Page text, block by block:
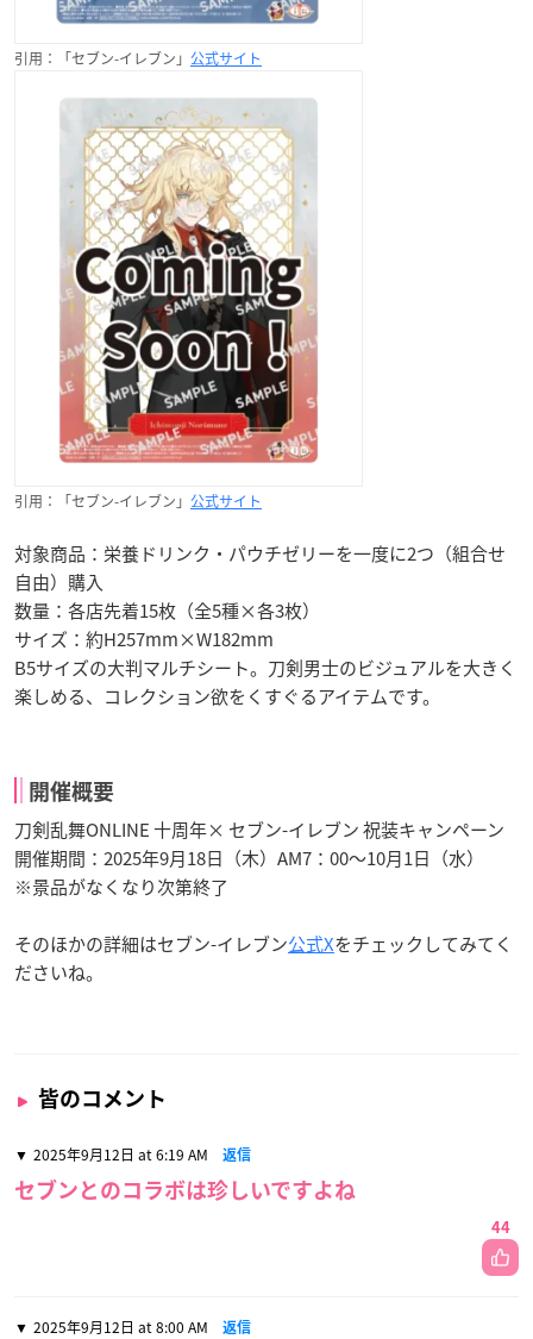
引用：「セブン-イレブン」 公式サイト
引用：「セブン-イレブン」 公式サイト
対象商品：栄養ドリンク・パウチゼリーを一度に2つ（組合せ
自由）購入
数量：各店先着15枚（全5種×各3枚）
サイズ：約H257mm×W182mm
B5サイズの大判マルチシート。刀剣男士のビジュアルを大きく
楽しめる、コレクション欲をくすぐるアイテムです。
開催概要
刀剣乱舞ONLINE 十周年× セブン-イレブン 祝装キャンペーン
開催期間：2025年9月18日（木）AM7：00～10月1日（水）
※景品がなくなり次第終了
そのほかの詳細はセブン-イレブン公式Xをチェックしてみてく
ださいね。
皆のコメント
2025年9月12日 at 6:19 AM 返信
セブンとのコラボは珍しいですよね
44
2025年9月12日 at 8:00 AM 返信